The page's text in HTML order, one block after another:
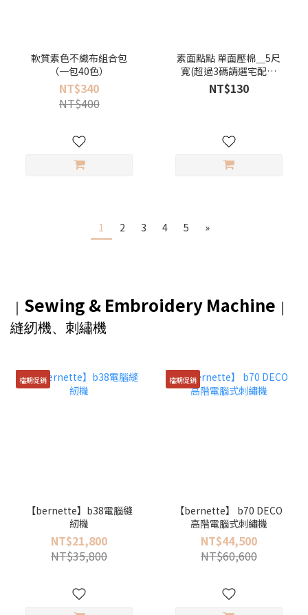
軟質素色不織布組合包
（一包40色）
NT$340
NT$400
素面點點 單面壓棉＿5尺
寬(超過3碼請選宅配寄
送）
NT$130
1 2 3 4 5 »
｜ Sewing & Embroidery Machine ｜
縫紉機、刺繡機
檔期促銷
【bernette】b38電腦縫
紉機
NT$21,800
NT$35,800
檔期促銷
【bernette】 b70 DECO
高階電腦式刺繡機
NT$44,500
NT$60,600